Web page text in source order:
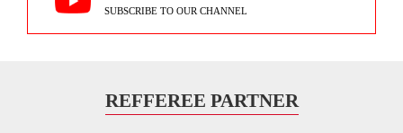
SUBSCRIBE TO OUR CHANNEL
REFFEREE PARTNER